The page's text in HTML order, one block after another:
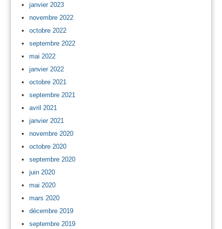
janvier 2023
novembre 2022
octobre 2022
septembre 2022
mai 2022
janvier 2022
octobre 2021
septembre 2021
avril 2021
janvier 2021
novembre 2020
octobre 2020
septembre 2020
juin 2020
mai 2020
mars 2020
décembre 2019
septembre 2019